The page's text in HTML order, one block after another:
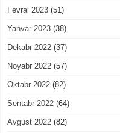
Fevral 2023 (51)
Yanvar 2023 (38)
Dekabr 2022 (37)
Noyabr 2022 (57)
Oktabr 2022 (82)
Sentabr 2022 (64)
Avgust 2022 (82)